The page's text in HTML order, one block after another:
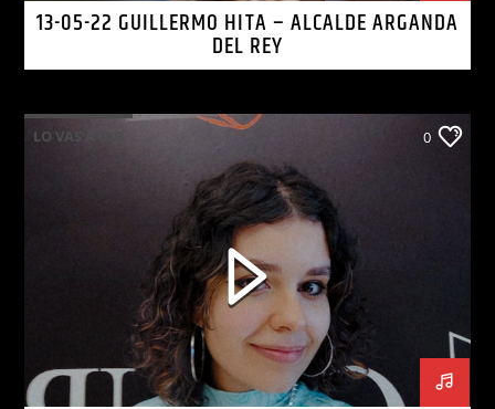
13-05-22 GUILLERMO HITA – ALCALDE ARGANDA
DEL REY
LO VAS A OIR 0